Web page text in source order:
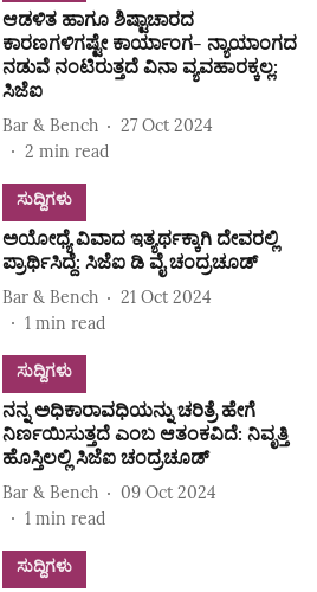
ಆಡಳಿತ ಹಾಗೂ ಶಿಷ್ಟಾಚಾರದ
ಕಾರಣಗಳಿಗಷ್ಟೇ ಕಾರ್ಯಾಂಗ- ನ್ಯಾಯಾಂಗದ
ನಡುವೆ ನಂಟಿರುತ್ತದೆ ವಿನಾ ವ್ಯವಹಾರಕ್ಕಲ್ಲ:
ಸಿಜೆಐ
Bar & Bench
27 Oct 2024
2 min read
ಸುದ್ದಿಗಳು
ಅಯೋಧ್ಯೆ ವಿವಾದ ಇತ್ಯರ್ಥಕ್ಕಾಗಿ ದೇವರಲ್ಲಿ
ಪ್ರಾರ್ಥಿಸಿದ್ದೆ: ಸಿಜೆಐ ಡಿ ವೈ ಚಂದ್ರಚೂಡ್
Bar & Bench
21 Oct 2024
1 min read
ಸುದ್ದಿಗಳು
ನನ್ನ ಅಧಿಕಾರಾವಧಿಯನ್ನು ಚರಿತ್ರೆ ಹೇಗೆ
ನಿರ್ಣಯಿಸುತ್ತದೆ ಎಂಬ ಆತಂಕವಿದೆ: ನಿವೃತ್ತಿ
ಹೊಸ್ತಿಲಲ್ಲಿ ಸಿಜೆಐ ಚಂದ್ರಚೂಡ್
Bar & Bench
09 Oct 2024
1 min read
ಸುದ್ದಿಗಳು